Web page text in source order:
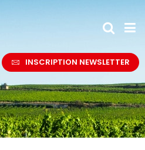
INSCRIPTION NEWSLETTER